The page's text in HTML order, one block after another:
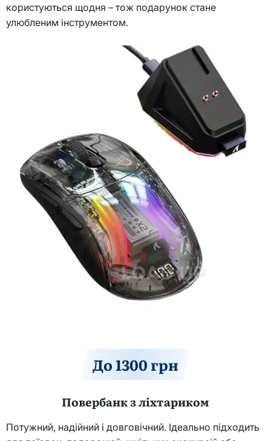
користуються щодня – тож подарунок стане
улюбленим інструментом.
До 1300 грн
Повербанк з ліхтариком
Потужний, надійний і довговічний. Ідеально підходить